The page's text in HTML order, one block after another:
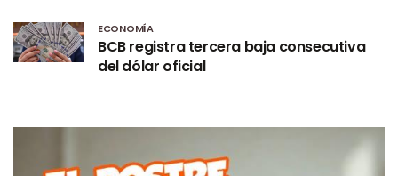
ECONOMÍA
BCB registra tercera baja consecutiva
del dólar oficial